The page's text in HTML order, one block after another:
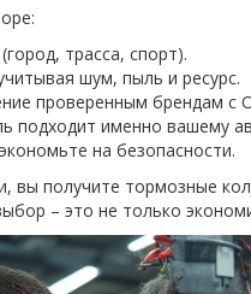
трасса, спорт).
шум, пыль и ресурс.
проверенным брендам с
подходит именно вашему
на безопасности.
вы получите тормозные
– это не только